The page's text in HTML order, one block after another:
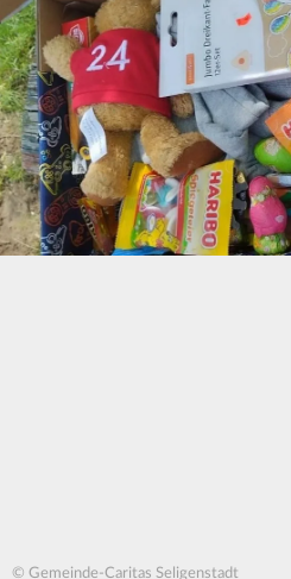
© Gemeinde-Caritas Seligenstadt